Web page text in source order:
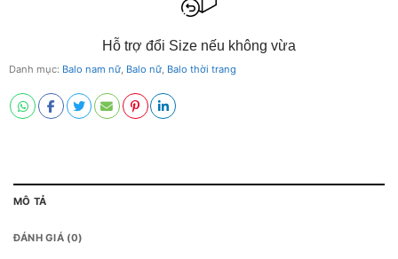
Hỗ trợ đổi Size nếu không vừa
Danh mục: Balo nam nữ, Balo nữ, Balo thời trang
MÔ TẢ
ĐÁNH GIÁ (0)